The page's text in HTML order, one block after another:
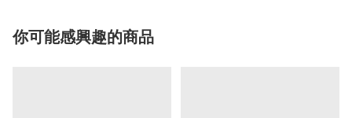
你可能感興趣的商品